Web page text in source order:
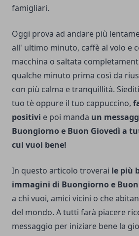
famigliari.
Oggi prova ad andare più
all' ultimo minuto, caffè al volo e
macchina o saltata
qualche minuto prima così da
con più calma e tranquillità.
tuo tè oppure il tuo cappuccino,
positivi e poi manda un
Buongiorno e Buon Giovedì a
cui vuoi bene!
In questo articolo troverai le più
immagini di Buongiorno e
a chi vuoi, amici vicini o che
del mondo. A tutti farà piacere
messaggio per iniziare bene la